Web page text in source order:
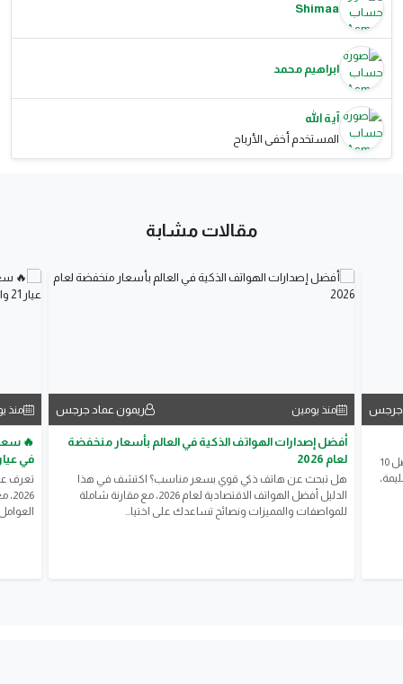
Shimaa
ابراهيم محمد
آية الله
المستخدم أخفى الأرباح
مقالات مشابة
جرجس
هل ترغب في تحسين ذاكرتك بطريقة طبيعية؟ اكتشف أفضل 10
منذ يومين ريمون عماد جرجس
أفضل إصدارات الهواتف الذكية في العالم بأسعار منخفضة
لعام 2026
هل تبحث عن هاتف ذكي قوي بسعر مناسب؟ اكتشف في هذا
الدليل أفضل الهواتف الاقتصادية لعام 2026، مع مقارنة شاملة
للمواصفات والمميزات ونصائح تساعدك على اختيا...
منذ
في عيار 21 والجنيه